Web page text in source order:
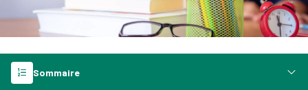
Sommaire